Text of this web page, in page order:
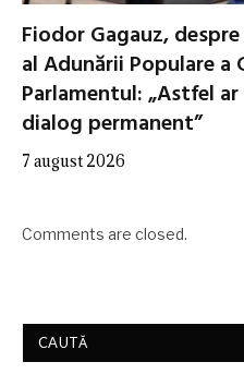
Fiodor Gagauz,
al Adunării Populare a
Parlamentul: „Astfel
dialog permanent”
7 august 2026
Comments are closed.
CAUTĂ